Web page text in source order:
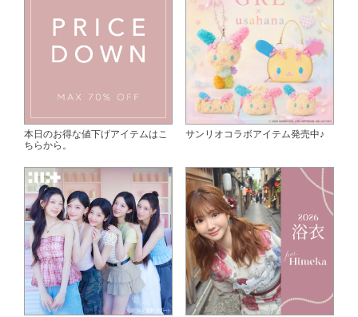
本日のお得な値下げアイテムはこ
ちらから。
サンリオコラボアイテム発売中♪